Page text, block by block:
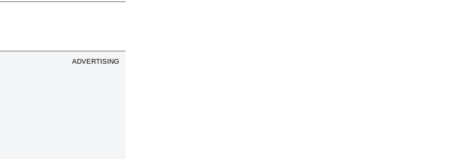
ADVERTISING